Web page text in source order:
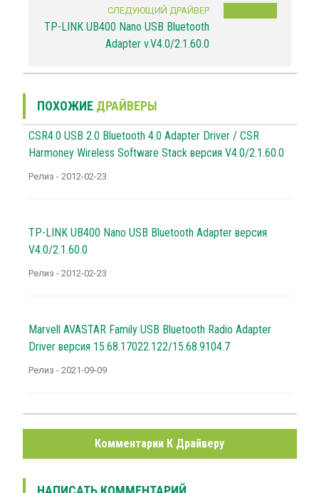
СЛЕДУЮЩИЙ ДРАЙВЕР
TP-LINK UB400 Nano USB Bluetooth
Adapter v.V4.0/2.1.60.0
ПОХОЖИЕ ДРАЙВЕРЫ
CSR4.0 USB 2.0 Bluetooth 4.0 Adapter Driver / CSR
Harmoney Wireless Software Stack версия V4.0/2.1.60.0
Релиз - 2012-02-23
TP-LINK UB400 Nano USB Bluetooth Adapter версия
V4.0/2.1.60.0
Релиз - 2012-02-23
Marvell AVASTAR Family USB Bluetooth Radio Adapter
Driver версия 15.68.17022.122/15.68.9104.7
Релиз - 2021-09-09
Комментарии К Драйверу